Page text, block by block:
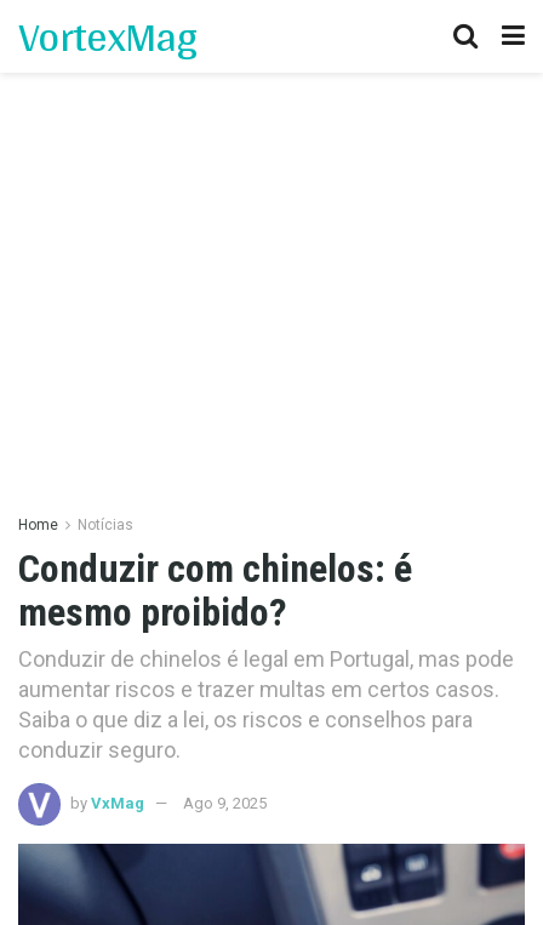
VortexMag
Home Notícias
Conduzir com chinelos: é
mesmo proibido?
Conduzir de chinelos é legal em Portugal, mas pode
aumentar riscos e trazer multas em certos casos.
Saiba o que diz a lei, os riscos e conselhos para
conduzir seguro.
by VxMag Ago 9, 2025